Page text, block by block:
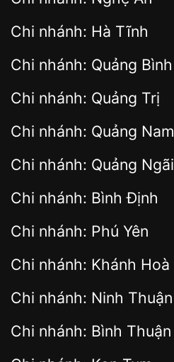
Chi nhánh: Hà Tĩnh
Chi nhánh: Quảng Bình
Chi nhánh: Quảng Trị
Chi nhánh: Quảng Nam
Chi nhánh: Quảng Ngãi
Chi nhánh: Bình Định
Chi nhánh: Phú Yên
Chi nhánh: Khánh Hoà
Chi nhánh: Ninh Thuận
Chi nhánh: Bình Thuận